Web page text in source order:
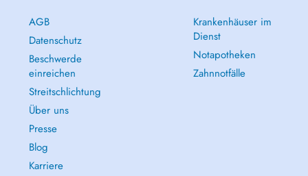
AGB
Datenschutz
Beschwerde
einreichen
Streitschlichtung
Über uns
Presse
Blog
Karriere
Krankenhäuser im
Dienst
Notapotheken
Zahnnotfälle